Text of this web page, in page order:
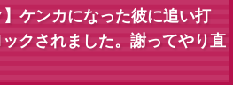
】ケンカになった彼に追い打
クされました。謝ってやり直